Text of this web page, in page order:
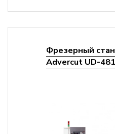
Фрезерный
Advercut UD-